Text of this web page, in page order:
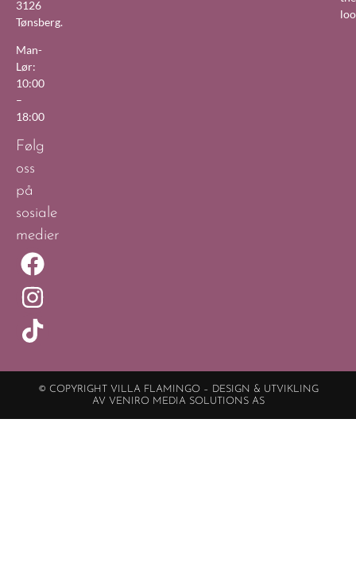
3126
Tønsberg.
Man-
Lør:
10:00
–
18:00
Følg
oss
på
sosiale
medier
© COPYRIGHT VILLA FLAMINGO – DESIGN & UTVIKLING
AV VENIRO MEDIA SOLUTIONS AS